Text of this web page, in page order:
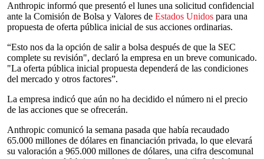
Anthropic informó que presentó el lunes una solicitud confidencial
ante la Comisión de Bolsa y Valores de Estados Unidos para una
propuesta de oferta pública inicial de sus acciones ordinarias.
“Esto nos da la opción de salir a bolsa después de que la SEC
complete su revisión", declaró la empresa en un breve comunicado.
"La oferta pública inicial propuesta dependerá de las condiciones
del mercado y otros factores”.
La empresa indicó que aún no ha decidido el número ni el precio
de las acciones que se ofrecerán.
Anthropic comunicó la semana pasada que había recaudado
65.000 millones de dólares en financiación privada, lo que elevará
su valoración a 965.000 millones de dólares, una cifra descomunal